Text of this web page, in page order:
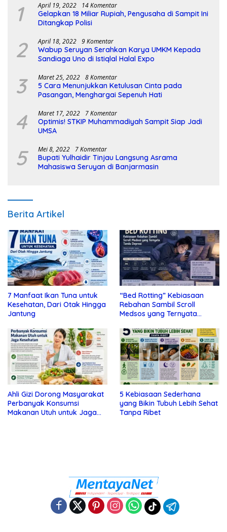
1 April 19, 2022 14 Komentar
Gelapkan 18 Miliar Rupiah, Pengusaha di Sampit Ini
Ditangkap Polisi
2 April 18, 2022 9 Komentar
Wabup Seruyan Serahkan Karya UMKM Kepada
Sandiaga Uno di Istiqlal Halal Expo
3 Maret 25, 2022 8 Komentar
5 Cara Menunjukkan Ketulusan Cinta pada
Pasangan, Menghargai Sepenuh Hati
4 Maret 17, 2022 7 Komentar
Optimis! STKIP Muhammadiyah Sampit Siap Jadi
UMSA
5 Mei 8, 2022 7 Komentar
Bupati Yulhaidir Tinjau Langsung Asrama
Mahasiswa Seruyan di Banjarmasin
Berita Artikel
7 Manfaat Ikan Tuna untuk
Kesehatan, Dari Otak Hingga
Jantung
“Bed Rotting” Kebiasaan
Rebahan Sambil Scroll
Medsos yang Ternyata
Ahli Gizi Dorong Masyarakat
Perbanyak Konsumsi
Makanan Utuh untuk Jaga
5 Kebiasaan Sederhana
yang Bikin Tubuh Lebih Sehat
Tanpa Ribet